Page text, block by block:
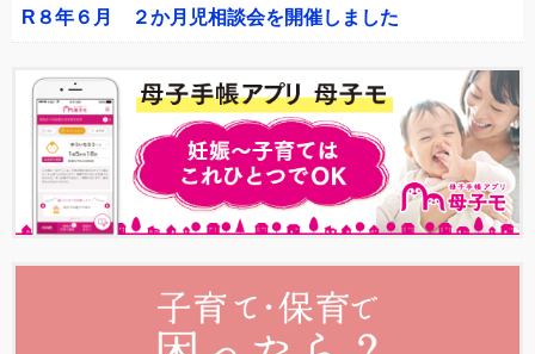
R８年６月 ２か月児相談会を開催しました